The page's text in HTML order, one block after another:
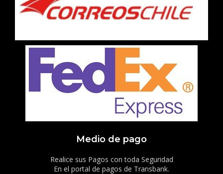
Medio de pago
Realice sus Pagos con toda Seguridad
En el portal de pagos de Transbank.